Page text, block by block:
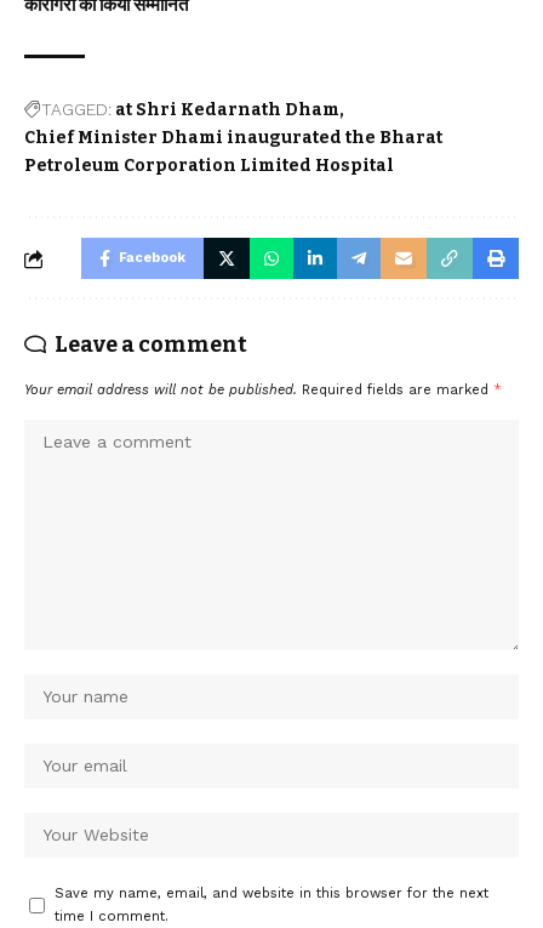
कारीगरों को किया सम्मानित
TAGGED: at Shri Kedarnath Dham
Chief Minister Dhami inaugurated the Bharat
Petroleum Corporation Limited Hospital
Facebook
Leave a comment
Your email address will not be published. Required fields are marked *
Save my name, email, and website in this browser for the next
time I comment.